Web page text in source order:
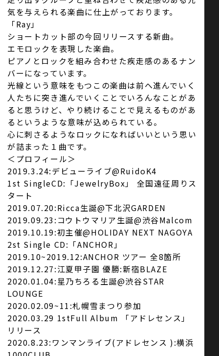
気を与えられる楽曲に仕上がっております。
「Ray」
ショートカット部の今回リリースする新曲。
エモロックを表現した楽曲。
ピアノとロックを組み合わせた疾走感のあるナン
バーになっています。
光線という意味をもつこの楽曲は前へ進んでいく
人たちに突き進んでいくことでいろんなことがあ
ると思うけど、やり続けることで見えるものがあ
るというような意味が込められている。
心に刺さるようなロックになればいいという思い
が詰まった１曲です。
＜プロフィール＞
2019.3.24:デビューライブ@RuidoK4
1st SingleCD:「JewelryBox」 全国遠征周りス
タート
2019.07.20:Ricca生誕@下北沢GARDEN
2019.09.23:コウトウマリア生誕@渋谷Malcom
2019.10.19:初主催@HOLIDAY NEXT NAGOYA
2st Single CD:「ANCHOR」
2019.10~2019.12:ANCHOR ツアー 全8箇所
2019.12.27:江夏甲子園 優勝:新宿BLAZE
2020.01.04:星乃ちろる生誕@渋谷STAR
LOUNGE
2020.02.09~11:札幌雪まつり参加
2020.03.29 1stFull Album 「アドレセンス」
リリース
2020.8.23:ワンマンライブ(アドレセンス ):横浜